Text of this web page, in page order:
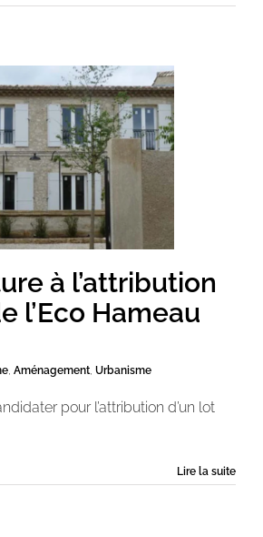
à l’attribution
l’Eco Hameau
, Aménagement, Urbanisme
pour l’attribution d’un lot
Lire la suite